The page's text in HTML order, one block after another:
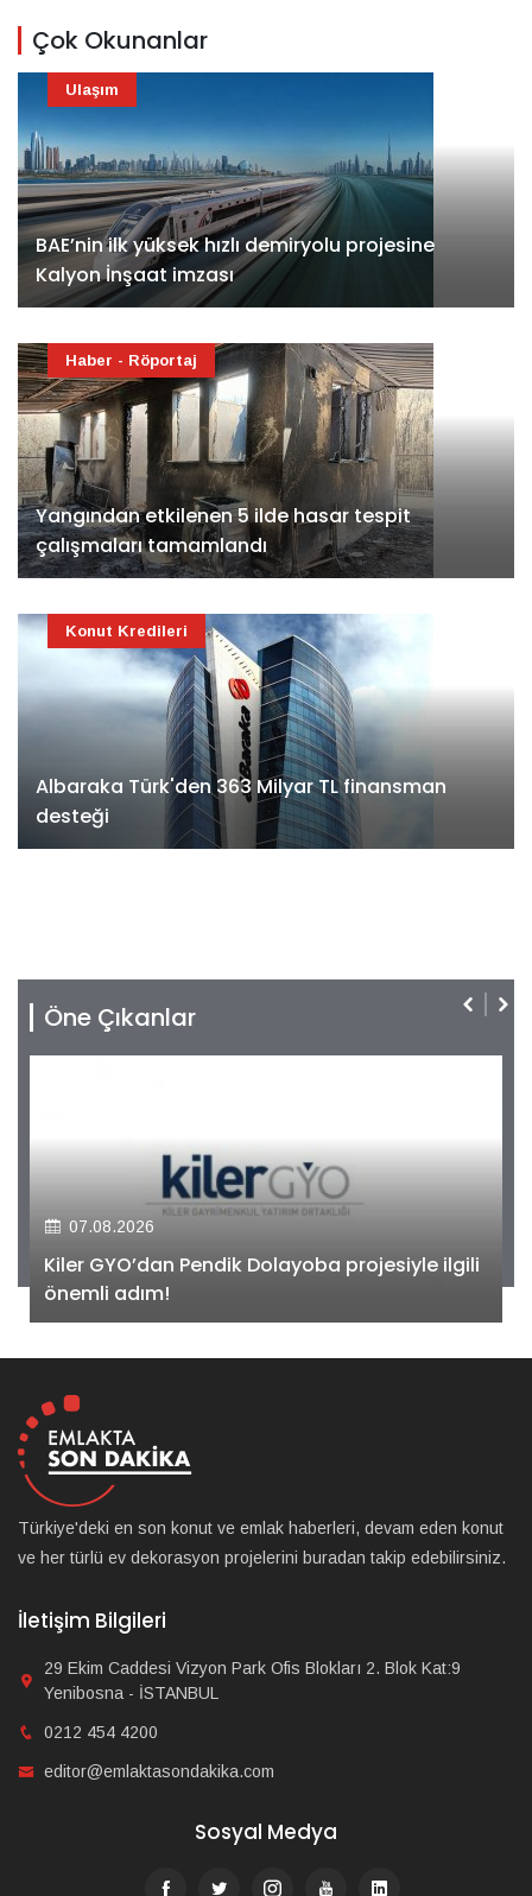
Çok Okunanlar
BAE’nin ilk yüksek hızlı demiryolu projesine
Kalyon İnşaat imzası
Ulaşım
Yangından etkilenen 5 ilde hasar tespit
çalışmaları tamamlandı
Haber - Röportaj
Albaraka Türk'den 363 Milyar TL finansman
desteği
Konut Kredileri
Öne Çıkanlar
07.08.2026
Kiler GYO’dan Pendik Dolayoba projesiyle ilgili
önemli adım!
Türkiye'deki en son konut ve emlak haberleri, devam eden konut
ve her türlü ev dekorasyon projelerini buradan takip edebilirsiniz.
İletişim Bilgileri
29 Ekim Caddesi Vizyon Park Ofis Blokları 2. Blok Kat:9
Yenibosna - İSTANBUL
0212 454 4200
editor@emlaktasondakika.com
Sosyal Medya